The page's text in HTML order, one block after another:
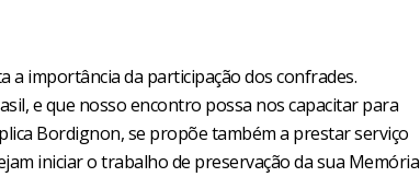
a importância da participação dos confrades.
e que nosso encontro possa nos capacitar para
Bordignon, se propõe também a prestar serviço
iniciar o trabalho de preservação da sua Memória